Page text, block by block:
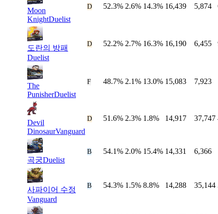
Moon
KnightDuelist
D 52.3% 2.6% 14.3% 16,439 5,874
도란의 방패
Duelist
D 52.2% 2.7% 16.3% 16,190 6,455
The
PunisherDuelist
F 48.7% 2.1% 13.0% 15,083 7,923
Devil
DinosaurVanguard
D 51.6% 2.3% 1.8% 14,917 37,747
곡궁Duelist
B 54.1% 2.0% 15.4% 14,331 6,366
사파이어 수정
Vanguard
B 54.3% 1.5% 8.8% 14,288 35,144